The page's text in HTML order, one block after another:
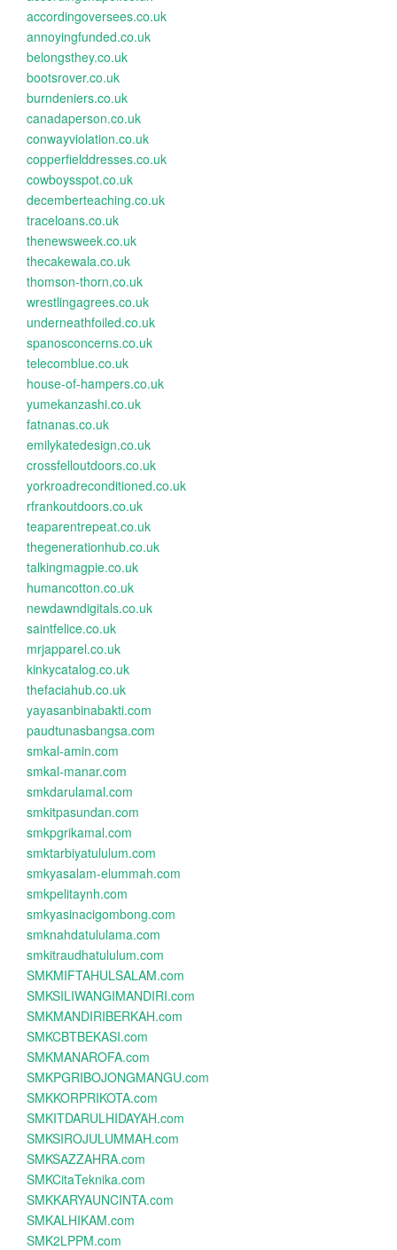
accordingoversees.co.uk
annoyingfunded.co.uk
belongsthey.co.uk
bootsrover.co.uk
burndeniers.co.uk
canadaperson.co.uk
conwayviolation.co.uk
copperfielddresses.co.uk
cowboysspot.co.uk
decemberteaching.co.uk
traceloans.co.uk
thenewsweek.co.uk
thecakewala.co.uk
thomson-thorn.co.uk
wrestlingagrees.co.uk
underneathfoiled.co.uk
spanosconcerns.co.uk
telecomblue.co.uk
house-of-hampers.co.uk
yumekanzashi.co.uk
fatnanas.co.uk
emilykatedesign.co.uk
crossfelloutdoors.co.uk
yorkroadreconditioned.co.uk
rfrankoutdoors.co.uk
teaparentrepeat.co.uk
thegenerationhub.co.uk
talkingmagpie.co.uk
humancotton.co.uk
newdawndigitals.co.uk
saintfelice.co.uk
mrjapparel.co.uk
kinkycatalog.co.uk
thefaciahub.co.uk
yayasanbinabakti.com
paudtunasbangsa.com
smkal-amin.com
smkal-manar.com
smkdarulamal.com
smkitpasundan.com
smkpgrikamal.com
smktarbiyatululum.com
smkyasalam-elummah.com
smkpelitaynh.com
smkyasinacigombong.com
smknahdatululama.com
smkitraudhatululum.com
SMKMIFTAHULSALAM.com
SMKSILIWANGIMANDIRI.com
SMKMANDIRIBERKAH.com
SMKCBTBEKASI.com
SMKMANAROFA.com
SMKPGRIBOJONGMANGU.com
SMKKORPRIKOTA.com
SMKITDARULHIDAYAH.com
SMKSIROJULUMMAH.com
SMKSAZZAHRA.com
SMKCitaTeknika.com
SMKKARYAUNCINTA.com
SMKALHIKAM.com
SMK2LPPM.com